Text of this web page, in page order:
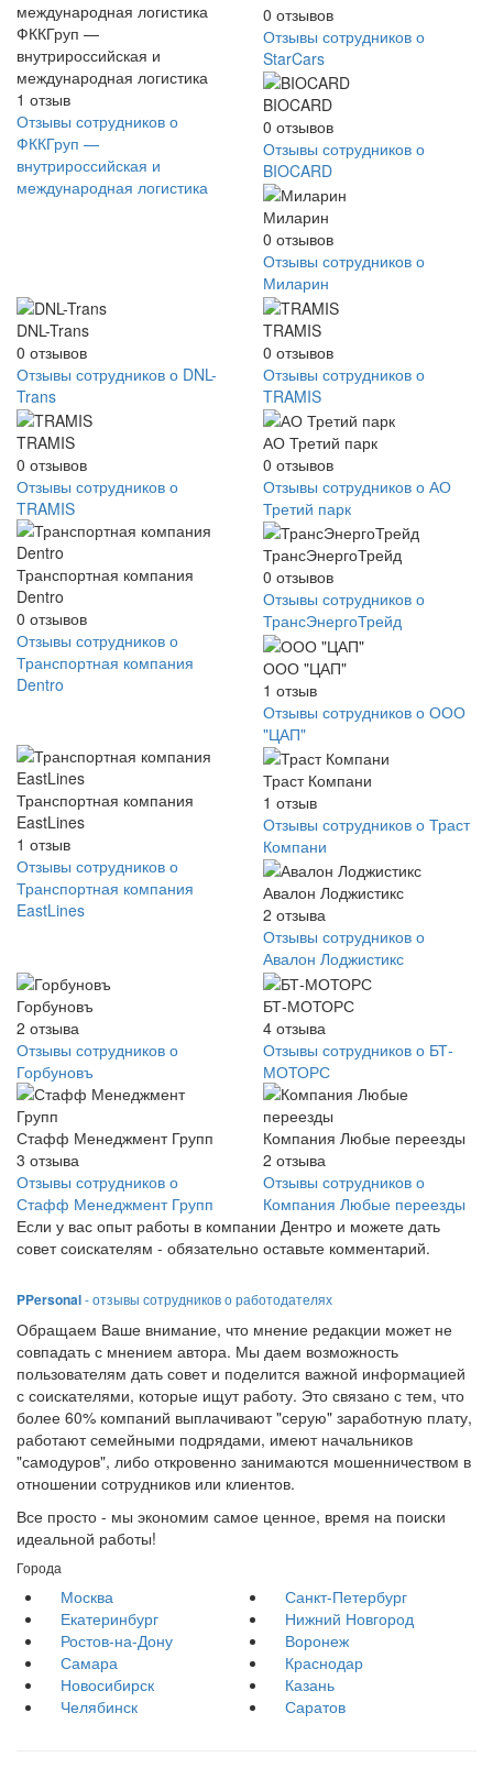
ФККГруп —
внутрироссийская и
международная логистика
1 отзыв
Отзывы сотрудников о
ФККГруп —
внутрироссийская и
международная логистика
0 отзывов
Отзывы сотрудников о
StarCars
BIOCARD
0 отзывов
Отзывы сотрудников о
BIOCARD
Миларин
0 отзывов
Отзывы сотрудников о
Миларин
DNL-Trans
0 отзывов
Отзывы сотрудников о DNL-
Trans
TRAMIS
0 отзывов
Отзывы сотрудников о
TRAMIS
TRAMIS
0 отзывов
Отзывы сотрудников о
TRAMIS
АО Третий парк
0 отзывов
Отзывы сотрудников о АО
Третий парк
Транспортная компания
Dentro
0 отзывов
Отзывы сотрудников о
Транспортная компания
Dentro
ТрансЭнергоТрейд
0 отзывов
Отзывы сотрудников о
ТрансЭнергоТрейд
ООО "ЦАП"
1 отзыв
Отзывы сотрудников о ООО
"ЦАП"
Транспортная компания
EastLines
1 отзыв
Отзывы сотрудников о
Транспортная компания
EastLines
Траст Компани
1 отзыв
Отзывы сотрудников о Траст
Компани
Авалон Лоджистикс
2 отзыва
Отзывы сотрудников о
Авалон Лоджистикс
Горбуновъ
2 отзыва
Отзывы сотрудников о
Горбуновъ
БТ-МОТОРС
4 отзыва
Отзывы сотрудников о БТ-
МОТОРС
Стафф Менеджмент Групп
3 отзыва
Отзывы сотрудников о
Стафф Менеджмент Групп
Компания Любые переезды
2 отзыва
Отзывы сотрудников о
Компания Любые переезды
Если у вас опыт работы в компании Дентро и можете дать
совет соискателям - обязательно оставьте комментарий.
PPersonal- отзывы сотрудников о работодателях
Обращаем Ваше внимание, что мнение редакции может не
совпадать с мнением автора. Мы даем возможность
пользователям дать совет и поделится важной информацией
с соискателями, которые ищут работу. Это связано с тем, что
более 60% компаний выплачивают "серую" заработную плату,
работают семейными подрядами, имеют начальников
"самодуров", либо откровенно занимаются мошенничеством в
отношении сотрудников или клиентов.
Все просто - мы экономим самое ценное, время на поиски
идеальной работы!
Города
Москва
Санкт-Петербург
Екатеринбург
Нижний Новгород
Ростов-на-Дону
Воронеж
Самара
Краснодар
Новосибирск
Казань
Челябинск
Саратов